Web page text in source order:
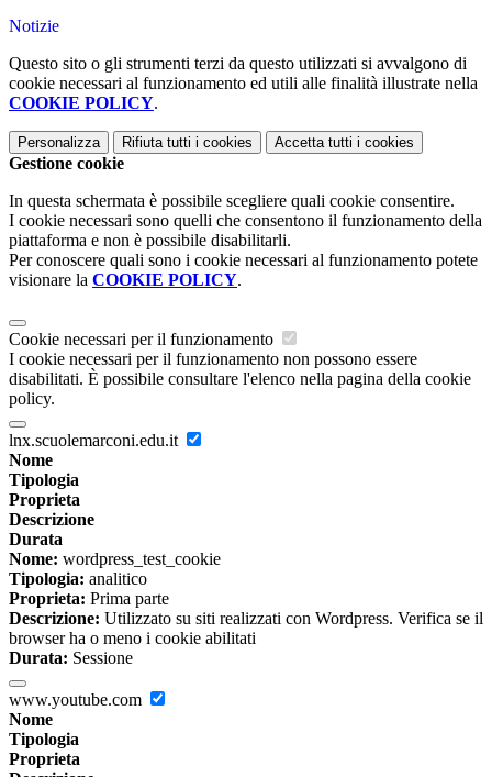
Notizie
Questo sito o gli strumenti terzi da questo utilizzati si avvalgono di
cookie necessari al funzionamento ed utili alle finalità illustrate nella
COOKIE POLICY.
Personalizza Rifiuta tutti i cookies Accetta tutti i cookies
Gestione cookie
In questa schermata è possibile scegliere quali cookie consentire.
I cookie necessari sono quelli che consentono il funzionamento della
piattaforma e non è possibile disabilitarli.
Per conoscere quali sono i cookie necessari al funzionamento potete
visionare la COOKIE POLICY.
Cookie necessari per il funzionamento
I cookie necessari per il funzionamento non possono essere
disabilitati. È possibile consultare l'elenco nella pagina della cookie
policy.
lnx.scuolemarconi.edu.it
Nome
Tipologia
Proprieta
Descrizione
Durata
Nome: wordpress_test_cookie
Tipologia: analitico
Proprieta: Prima parte
Descrizione: Utilizzato su siti realizzati con Wordpress. Verifica se il
browser ha o meno i cookie abilitati
Durata: Sessione
www.youtube.com
Nome
Tipologia
Proprieta